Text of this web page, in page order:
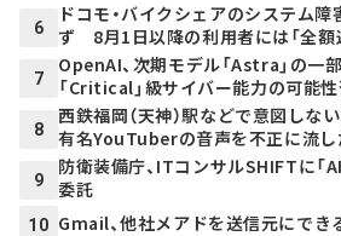
6
ドコモ・バイクシェアのシステム障
ず 8月1日以降の利用者には「全額
7
OpenAI、次期モデル「Astra」の一
「Critical」級サイバー能力の可能
8
西鉄福岡（天神）駅などで意図し
有名YouTuberの音声を不正に流し
9
防衛装備庁、ITコンサルSHIFTに「
委託
10 Gmail、他社メアドを送信元にでき